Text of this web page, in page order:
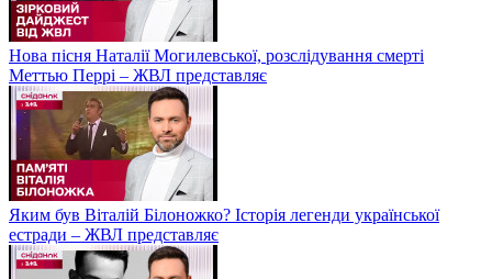
Нова пісня Наталії Могилевської, розслідування смерті
Меттью Перрі – ЖВЛ представляє
Яким був Віталій Білоножко? Історія легенди української
естради – ЖВЛ представляє